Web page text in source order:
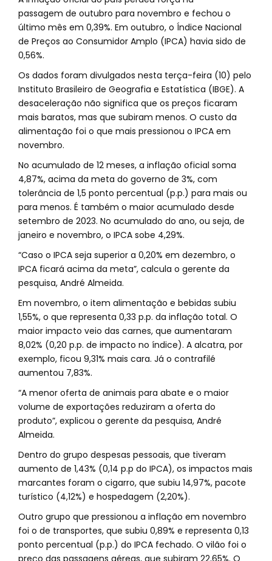
passagem de outubro para novembro e fechou o
último mês em 0,39%. Em outubro, o Índice Nacional
de Preços ao Consumidor Amplo (IPCA) havia sido de
0,56%.
Os dados foram divulgados nesta terça-feira (10) pelo
Instituto Brasileiro de Geografia e Estatística (IBGE). A
desaceleração não significa que os preços ficaram
mais baratos, mas que subiram menos. O custo da
alimentação foi o que mais pressionou o IPCA em
novembro.
No acumulado de 12 meses, a inflação oficial soma
4,87%, acima da meta do governo de 3%, com
tolerância de 1,5 ponto percentual (p.p.) para mais ou
para menos. É também o maior acumulado desde
setembro de 2023. No acumulado do ano, ou seja, de
janeiro e novembro, o IPCA sobe 4,29%.
“Caso o IPCA seja superior a 0,20% em dezembro, o
IPCA ficará acima da meta”, calcula o gerente da
pesquisa, André Almeida.
Em novembro, o item alimentação e bebidas subiu
1,55%, o que representa 0,33 p.p. da inflação total. O
maior impacto veio das carnes, que aumentaram
8,02% (0,20 p.p. de impacto no índice). A alcatra, por
exemplo, ficou 9,31% mais cara. Já o contrafilé
aumentou 7,83%.
“A menor oferta de animais para abate e o maior
volume de exportações reduziram a oferta do
produto”, explicou o gerente da pesquisa, André
Almeida.
Dentro do grupo despesas pessoais, que tiveram
aumento de 1,43% (0,14 p.p do IPCA), os impactos mais
marcantes foram o cigarro, que subiu 14,97%, pacote
turístico (4,12%) e hospedagem (2,20%).
Outro grupo que pressionou a inflação em novembro
foi o de transportes, que subiu 0,89% e representa 0,13
ponto percentual (p.p.) do IPCA fechado. O vilão foi o
preço das passagens aéreas, que subiram 22,65%. O